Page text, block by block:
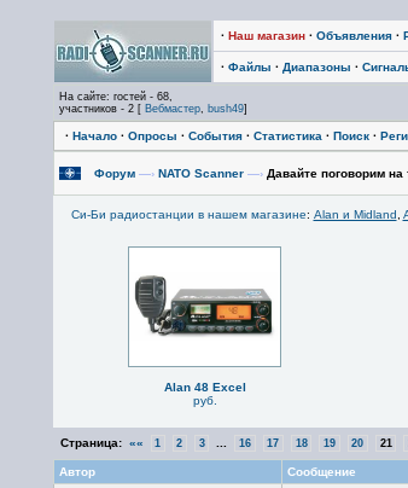
· Наш магазин· Объявления·
· Файлы · Диапазоны ·
На сайте: гостей - 68,
участников - 2 [ Вебмастер, bush49]
· Начало· Опросы · События· Статистика · Поиск·
Форум —› NATO Scanner —›Давайте поговорим на
Си-Би радиостанции в нашем магазине: Alan и Midland
Alan 48 Excel
руб.
Страница: «« 1 2 3 16 17 18 19 20 21
Автор
Сообщение